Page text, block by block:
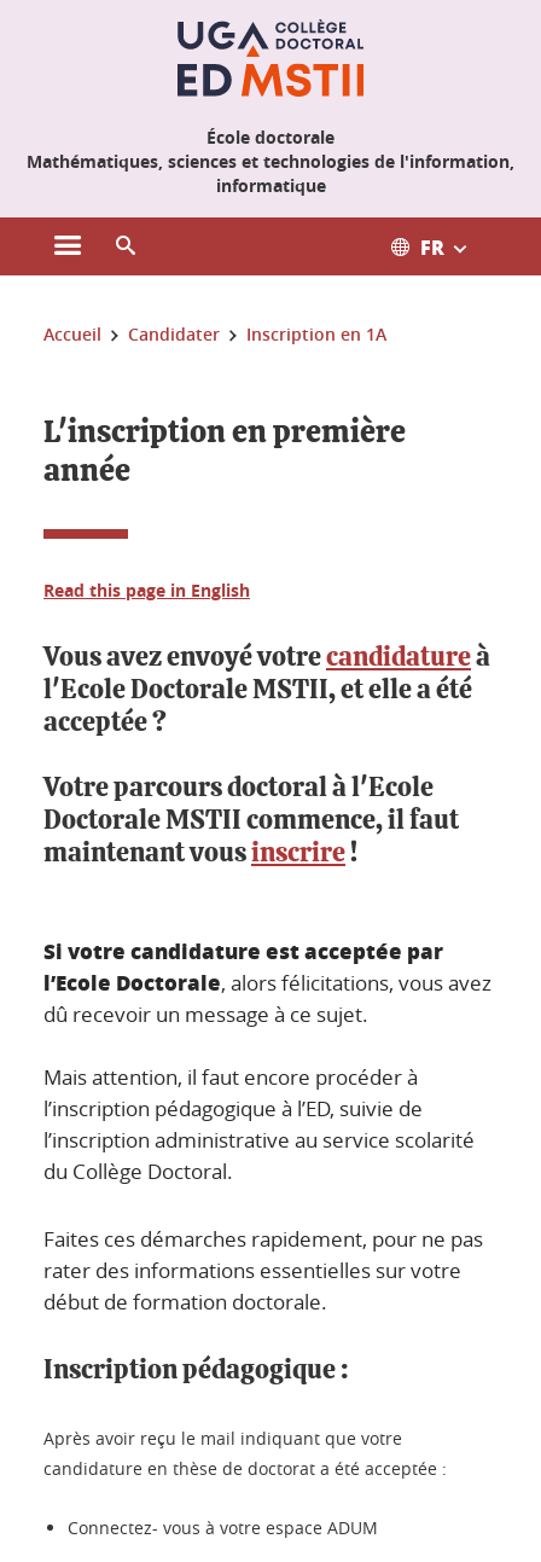
École doctorale
Mathématiques, sciences et technologies de l'information,
informatique
Ouvrir le menu principal FR
Vous êtes ici :
Accueil Candidater Inscription en 1A
L'inscription en première
année
Read this page in English
Vous avez envoyé votrecandidatureà
l'Ecole Doctorale MSTII, et elle a été
acceptée ?
Votre parcours doctoral à l'Ecole
Doctorale MSTII commence, il faut
maintenant vousinscrire!
Si votre candidature estacceptée par
l’Ecole Doctorale, alors félicitations, vous avez
dû recevoir un message à ce sujet.
Mais attention, il faut encore procéder à
l’inscription pédagogique à l’ED, suivie de
l’inscription administrative au service scolarité
du Collège Doctoral.
Faites ces démarches rapidement, pour ne pas
rater des informations essentielles sur votre
début de formation doctorale.
Inscription pédagogique :
Après avoir reçu le mail indiquant que votre
candidature en thèse de doctorat a été acceptée :
Connectez- vous à votre espace ADUM